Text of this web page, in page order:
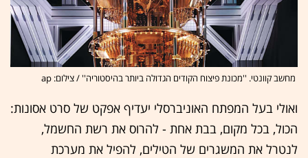
מחשב קוונטי. ''מכונת פיצוח הקודים הגדולה ביותר בהיסטוריה'' / צילום: ap
ואולי בעל המפתח האוניברסלי יעדיף אפקט של סרט אסונות:
הכול, בכל מקום, בבת אחת - להרוס את רשת החשמל,
לנטרל את המשגרים של הטילים, להפיל את מערכת